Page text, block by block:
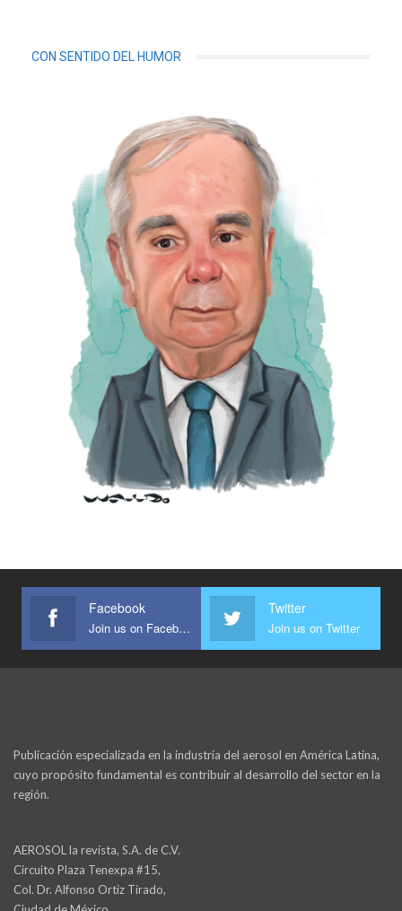
CON SENTIDO DEL HUMOR
Facebook
Join us on Facebook
Twitter
Join us on Twitter
Publicación especializada en la industria del aerosol en América Latina,
cuyo propósito fundamental es contribuir al desarrollo del sector en la
región.
AEROSOL la revista, S.A. de C.V.
Circuito Plaza Tenexpa #15,
Col. Dr. Alfonso Ortiz Tirado,